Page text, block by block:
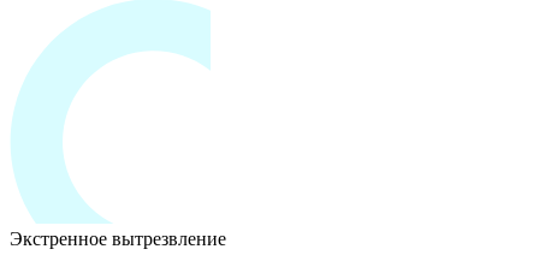
Экстренное вытрезвление